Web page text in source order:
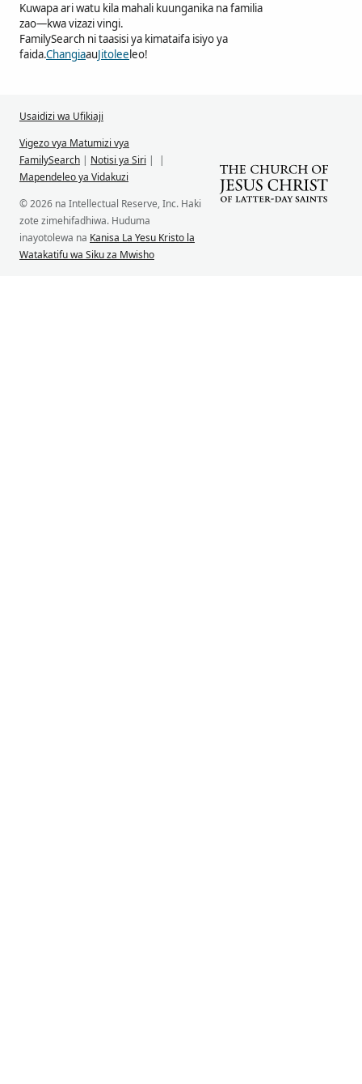
Kuwapa ari watu kila mahali kuunganika na familia
zao—kwa vizazi vingi.
FamilySearch ni taasisi ya kimataifa isiyo ya
faida.ChangiaauJitolee leo!
Usaidizi wa Ufikiaji
Vigezo vya Matumizi vya
FamilySearch | Notisi ya Siri |
|
Mapendeleo ya Vidakuzi
© 2026 na Intellectual Reserve, Inc. Haki
zote zimehifadhiwa. Huduma
inayotolewa na Kanisa La Yesu Kristo la
Watakatifu wa Siku za Mwisho